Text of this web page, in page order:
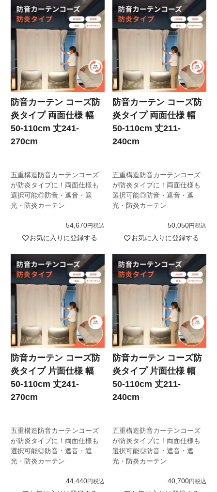
五重構造防音カーテンコーズ
が防炎タイプに！両面仕様も
選択可能◎防音・遮音・遮
光・防炎カーテン
防音カーテン コーズ防
炎タイプ 両面仕様 幅
50-110cm 丈241-
270cm
54,670 税込
お気に入りに登録する
五重構造防音カーテンコーズ
が防炎タイプに！両面仕様も
選択可能◎防音・遮音・遮
光・防炎カーテン
防音カーテン コーズ防
炎タイプ 両面仕様 幅
50-110cm 丈211-
240cm
50,050 税込
お気に入りに登録する
五重構造防音カーテンコーズ
が防炎タイプに！両面仕様も
選択可能◎防音・遮音・遮
光・防炎カーテン
防音カーテン コーズ防
炎タイプ 片面仕様 幅
50-110cm 丈241-
270cm
44,440 税込
五重構造防音カーテンコーズ
が防炎タイプに！両面仕様も
選択可能◎防音・遮音・遮
光・防炎カーテン
防音カーテン コーズ防
炎タイプ 片面仕様 幅
50-110cm 丈211-
240cm
40,700 税込